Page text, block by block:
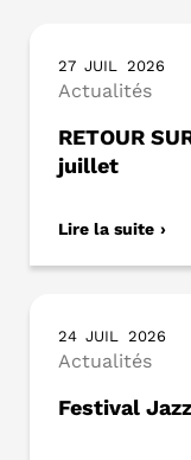
27 JUIL 2026
Actualités
RETOUR
juillet
Lire la suite
24 JUIL 2026
Actualités
Festival